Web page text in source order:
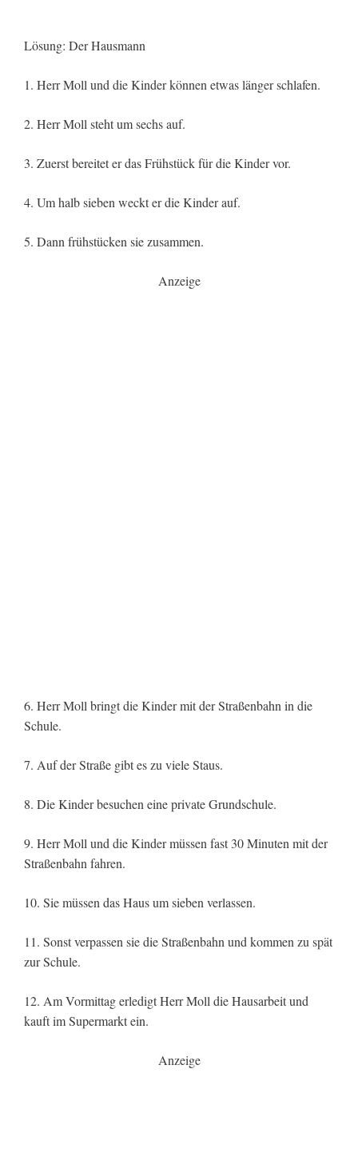
Lösung: Der Hausmann
1. Herr Moll und die Kinder können etwas länger schlafen.
2. Herr Moll steht um sechs auf.
3. Zuerst bereitet er das Frühstück für die Kinder vor.
4. Um halb sieben weckt er die Kinder auf.
5. Dann frühstücken sie zusammen.
Anzeige
6. Herr Moll bringt die Kinder mit der Straßenbahn in die
Schule.
7. Auf der Straße gibt es zu viele Staus.
8. Die Kinder besuchen eine private Grundschule.
9. Herr Moll und die Kinder müssen fast 30 Minuten mit der
Straßenbahn fahren.
10. Sie müssen das Haus um sieben verlassen.
11. Sonst verpassen sie die Straßenbahn und kommen zu spät
zur Schule.
12. Am Vormittag erledigt Herr Moll die Hausarbeit und
kauft im Supermarkt ein.
Anzeige